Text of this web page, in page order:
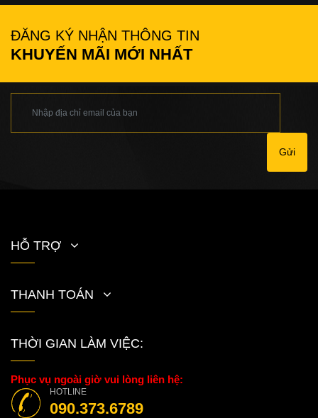
ĐĂNG KÝ NHẬN THÔNG TIN
KHUYẾN MÃI MỚI NHẤT
Gửi
HỖ TRỢ
THANH TOÁN
THỜI GIAN LÀM VIỆC:
Phục vụ ngoài giờ vui lòng liên hệ:
HOTLINE
090.373.6789